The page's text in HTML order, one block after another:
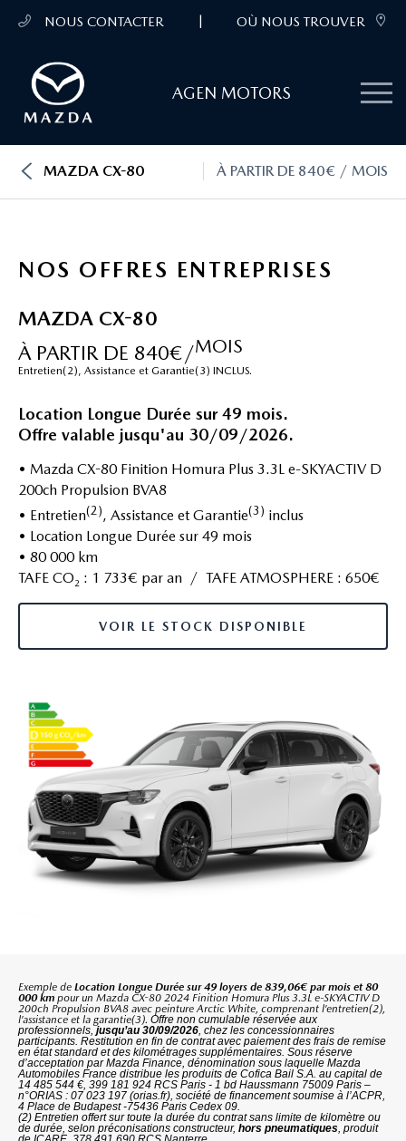
NOUS CONTACTER | OÙ NOUS TROUVER
AGEN MOTORS
MAZDA CX-80 À PARTIR DE 840€ / MOIS
NOS OFFRES ENTREPRISES
MAZDA CX-80
À PARTIR DE 840€/MOIS
Entretien(2), Assistance et Garantie(3) INCLUS.
Location Longue Durée sur 49 mois.
Offre valable jusqu'au 30/09/2026.
• Mazda CX-80 Finition Homura Plus 3.3L e-SKYACTIV D
200ch Propulsion BVA8
• Entretien(2), Assistance et Garantie(3) inclus
• Location Longue Durée sur 49 mois
• 80 000 km
TAFE CO2 : 1 733€ par an / TAFE ATMOSPHERE : 650€
VOIR LE STOCK DISPONIBLE
Exemple de Location Longue Durée sur 49 loyers de 839,06€ par mois et 80
000 km pour un Mazda CX-80 2024 Finition Homura Plus 3.3L e-SKYACTIV D
200ch Propulsion BVA8 avec peinture Arctic White, comprenant l’entretien(2),
l’assistance et la garantie(3). Offre non cumulable réservée aux
professionnels, jusqu’au 30/09/2026, chez les concessionnaires
participants. Restitution en fin de contrat avec paiement des frais de remise
en état standard et des kilométrages supplémentaires. Sous réserve
d’acceptation par Mazda Finance, dénomination sous laquelle Mazda
Automobiles France distribue les produits de Cofica Bail S.A. au capital de
14 485 544 €, 399 181 924 RCS Paris - 1 bd Haussmann 75009 Paris –
n°ORIAS : 07 023 197 (orias.fr), société de financement soumise à l’ACPR,
4 Place de Budapest -75436 Paris Cedex 09.
(2) Entretien offert sur toute la durée du contrat sans limite de kilomètre ou
de durée, selon préconisations constructeur, hors pneumatiques, produit